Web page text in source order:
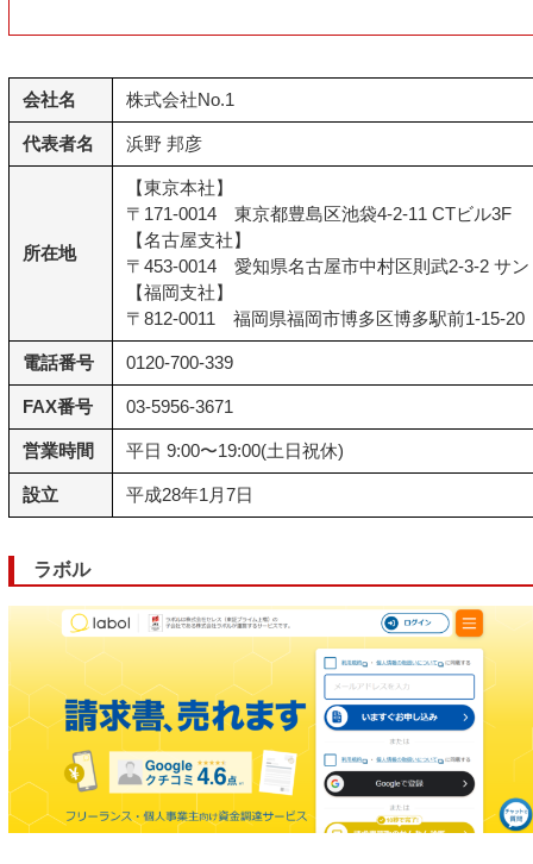
会社名 株式会社No.1
代表者名 浜野 邦彦
所在地
【東京本社】
〒171-0014 東京都豊島区池袋4-2-11 CTビル3F
【名古屋支社】
〒453-0014 愛知県名古屋市中村区則武2-3-2 サ
【福岡支社】
〒812-0011 福岡県福岡市博多区博多駅前1-15-
電話番号 0120-700-339
FAX番号 03-5956-3671
営業時間 平日 9:00〜19:00(土日祝休)
設立 平成28年1月7日
ラボル